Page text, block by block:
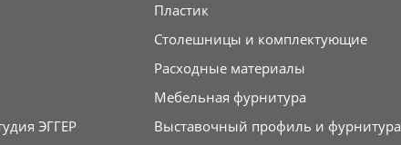
ЭГГЕР
Пластик
Столешницы и комплектующие
Расходные материалы
Мебельная фурнитура
Выставочный профиль и фурнитура